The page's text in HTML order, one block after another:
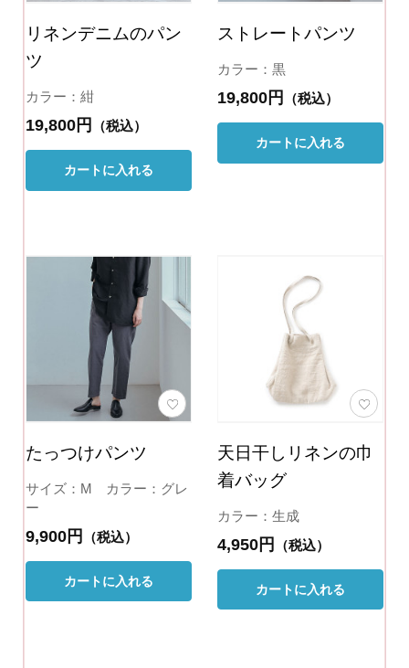
リネンデニムのパン
ツ
カラー：紺
19,800円 （税込）
カートに入れる
ストレートパンツ
カラー：黒
19,800円 （税込）
カートに入れる
たっつけパンツ
サイズ：M カラー：グレ
ー
9,900円 （税込）
カートに入れる
天日干しリネンの巾
着バッグ
カラー：生成
4,950円 （税込）
カートに入れる